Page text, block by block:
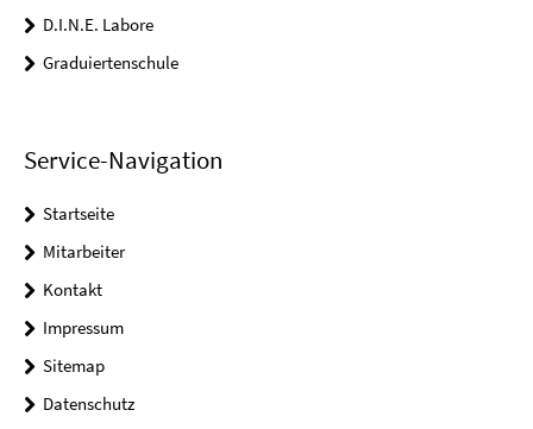
D.I.N.E. Labore
Graduiertenschule
Service-Navigation
Startseite
Mitarbeiter
Kontakt
Impressum
Sitemap
Datenschutz